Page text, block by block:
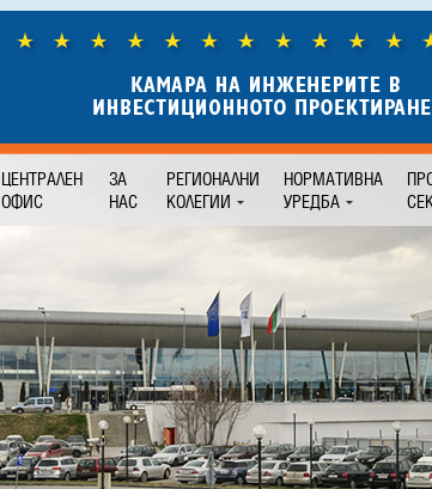
ЦЕНТРАЛЕН
ОФИС
ЗА
НАС
РЕГИОНАЛНИ
КОЛЕГИИ
НОРМАТИВНА
УРЕДБА